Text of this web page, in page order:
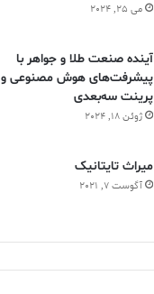
می 25, 2024
آینده صنعت طلا و جواهر با
پیشرفت‌های هوش مصنوعی و
پرینت سه‌بعدی
ژوئن 18, 2024
ميراث تايتانيک
آگوست 7, 2021